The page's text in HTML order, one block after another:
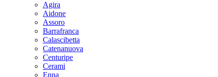
Agira
Aidone
Assoro
Barrafranca
Calascibetta
Catenanuova
Centuripe
Cerami
Enna